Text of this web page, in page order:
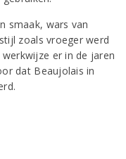
smaak, wars van
zoals vroeger werd
er in de jaren
dat Beaujolais in